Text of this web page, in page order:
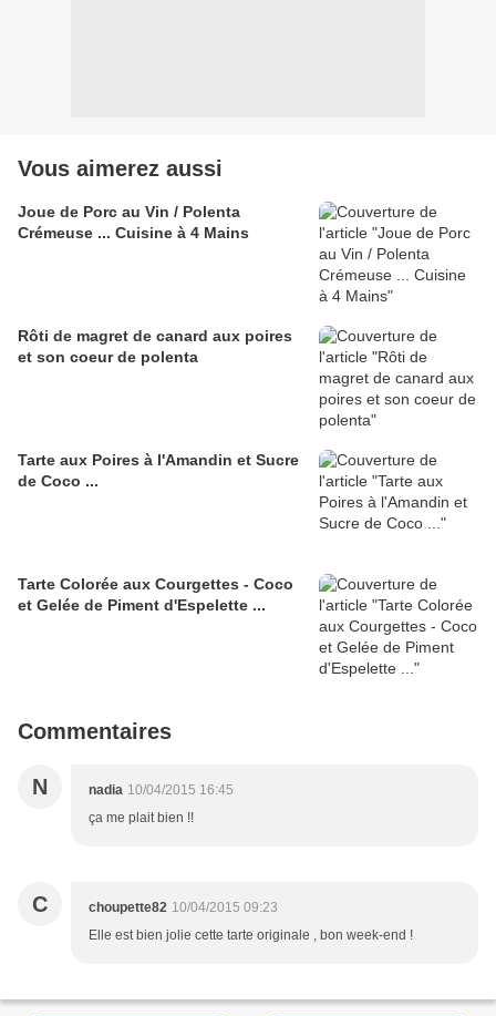
Vous aimerez aussi
Joue de Porc au Vin / Polenta
Crémeuse ... Cuisine à 4 Mains
Rôti de magret de canard aux poires
et son coeur de polenta
Tarte aux Poires à l'Amandin et Sucre
de Coco ...
Tarte Colorée aux Courgettes - Coco
et Gelée de Piment d'Espelette ...
Commentaires
N nadia 10/04/2015 16:45
ça me plait bien !!
C choupette82 10/04/2015 09:23
Elle est bien jolie cette tarte originale , bon week-end !